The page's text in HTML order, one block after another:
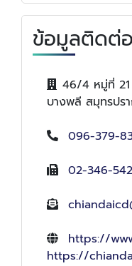
ข้อมูลติดต่อ
46/4 หมู่ที่
บางพลี สมุทรปร
096-379-
02-346-
https://
https://